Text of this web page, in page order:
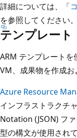
詳細については、「
を参照してください。
テンプレート
ARM テンプレートを
VM、成果物を作成お
Azure Resource
インフラストラクチ
Notation (JSON) フ
型の構文が使用され